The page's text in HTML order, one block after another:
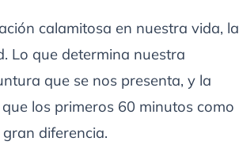
calamitosa en nuestra vida, la
Lo que determina nuestra
que se nos presenta, y la
los primeros 60 minutos como
diferencia.